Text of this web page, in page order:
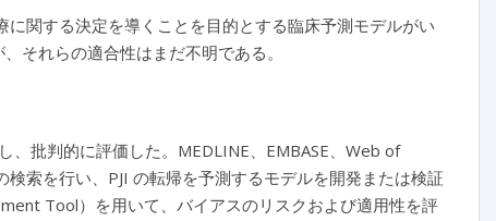
関する決定を導くことを目的とする臨床予測モデルがい
それらの適合性はまだ不明である。
、批判的に評価した。MEDLINE、EMBASE、Web of
索を行い、PJI の転帰を予測するモデルを開発または検証
Tool）を用いて、バイアスのリスクおよび適用性を評